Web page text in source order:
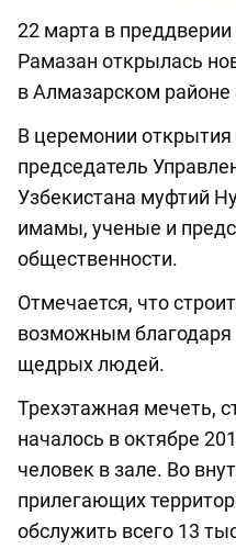
22 марта в
Рамазан открылась
в Алмазарском
В церемонии открытия
председатель
Узбекистана муфтий
имамы, ученые и
общественности.
Отмечается, что
возможным
щедрых людей.
Трехэтажная мечеть,
началось в октябре
человек в зале. Во
прилегающих
обслужить всего 13